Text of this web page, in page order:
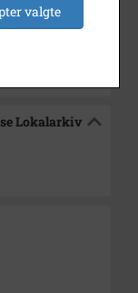
/ Tølløse
Lokalarkiv
valgte